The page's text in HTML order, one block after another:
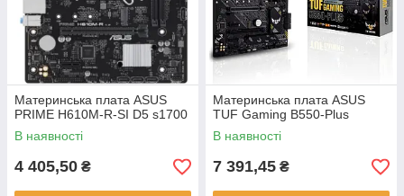
Материнська плата ASUS
PRIME H610M-R-SI D5 s1700
В наявності
4 405,50 ₴
Материнська плата ASUS
TUF Gaming B550-Plus
В наявності
7 391,45 ₴